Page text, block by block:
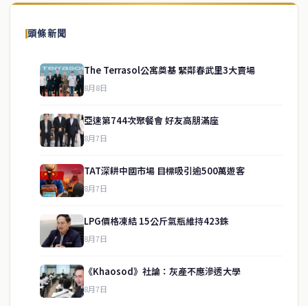
頭條新聞
The Terrasol公寓奠基 緊鄰春武里3大賣場
8月8日
亞速第744次聚餐會 好友高朋滿座
8月7日
TAT深耕中國市場 目標吸引逾500萬遊客
8月7日
LPG價格凍結 15公斤氣瓶維持423銖
8月7日
《Khaosod》社論：灰產不應滲透大學
8月7日
關於我們
service@thaichinesenews.com